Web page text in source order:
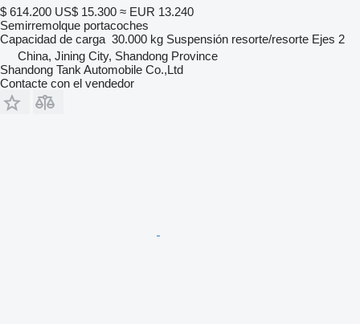
$ 614.200 US$ 15.300 ≈ EUR 13.240
Semirremolque portacoches
Capacidad de carga 30.000 kg Suspensión resorte/resorte Ejes 2
China, Jining City, Shandong Province
Shandong Tank Automobile Co.,Ltd
Contacte con el vendedor